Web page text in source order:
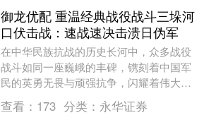
御龙优配 重温经典战役战斗三垛河
口伏击战：速战速决击溃日伪军
在中华民族抗战的历史长河中，众多战役
战斗如同一座巍峨的丰碑，镌刻着中国军
民的英勇无畏与顽强抗争，闪耀着伟大的
民族精神光芒。 【重温经典战役战斗】栏
目，回顾抗战史....
查看： 173 分类： 永华证券